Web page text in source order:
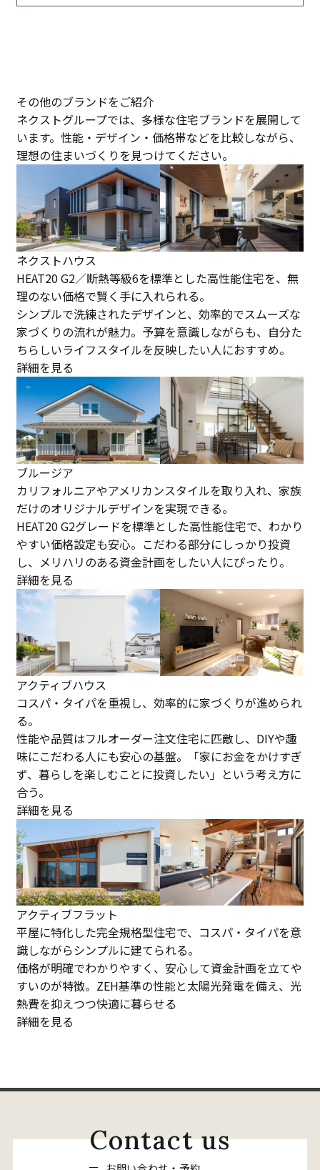
その他のブランドをご紹介
ネクストグループでは、多様な住宅ブランドを展開して
います。性能・デザイン・価格帯などを比較しながら、
理想の住まいづくりを見つけてください。
ネクストハウス
HEAT20 G2／断熱等級6を標準とした高性能住宅を、無
理のない価格で賢く手に入れられる。
シンプルで洗練されたデザインと、効率的でスムーズな
家づくりの流れが魅力。予算を意識しながらも、自分た
ちらしいライフスタイルを反映したい人におすすめ。
詳細を見る
ブルージア
カリフォルニアやアメリカンスタイルを取り入れ、家族
だけのオリジナルデザインを実現できる。
HEAT20 G2グレードを標準とした高性能住宅で、わかり
やすい価格設定も安心。こだわる部分にしっかり投資
し、メリハリのある資金計画をしたい人にぴったり。
詳細を見る
アクティブハウス
コスパ・タイパを重視し、効率的に家づくりが進められ
る。
性能や品質はフルオーダー注文住宅に匹敵し、DIYや趣
味にこだわる人にも安心の基盤。「家にお金をかけすぎ
ず、暮らしを楽しむことに投資したい」という考え方に
合う。
詳細を見る
アクティブフラット
平屋に特化した完全規格型住宅で、コスパ・タイパを意
識しながらシンプルに建てられる。
価格が明確でわかりやすく、安心して資金計画を立てや
すいのが特徴。ZEH基準の性能と太陽光発電を備え、光
熱費を抑えつつ快適に暮らせる
詳細を見る
Contact us